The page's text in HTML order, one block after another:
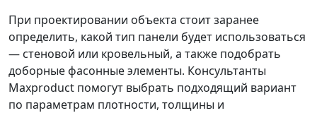
При проектировании объекта стоит заранее
определить, какой тип панели будет использоваться
— стеновой или кровельный, а также подобрать
доборные фасонные элементы. Консультанты
Maxproduct помогут выбрать подходящий вариант
по параметрам плотности, толщины и